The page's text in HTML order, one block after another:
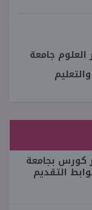
جامعة
كورس بجامعة